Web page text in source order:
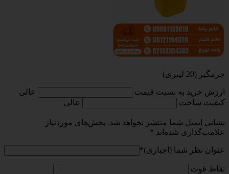
جرمگیر (20 لیتری)
ارزش خرید به نسبت قیمت
عالی
کیفیت ساخت
عالی
نشانی ایمیل شما منتشر نخواهد شد. بخش‌های موردنیاز
علامت‌گذاری شده‌اند *
عنوان نظر شما (اجباری)*
نقاط قوت